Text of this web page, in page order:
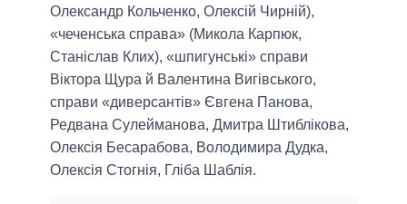
Олександр Кольченко, Олексій Чирній),
«чеченська справа» (Микола Карпюк,
Станіслав Клих), «шпигунські» справи
Віктора Щура й Валентина Вигівського,
справи «диверсантів» Євгена Панова,
Редвана Сулейманова, Дмитра Штиблікова,
Олексія Бесарабова, Володимира Дудка,
Олексія Стогнія, Гліба Шаблія.